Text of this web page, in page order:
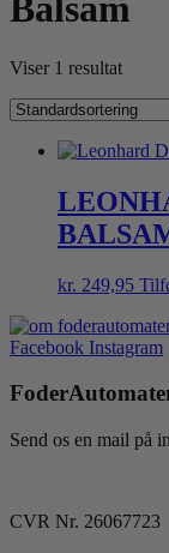
Balsam
Viser 1 resultat
kr. 249,95
Facebook Instagram
Send os en mail på
CVR Nr. 26067723